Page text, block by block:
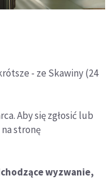
- ze Skawiny (24
Aby się zgłosić lub
stronę
wyzwanie,